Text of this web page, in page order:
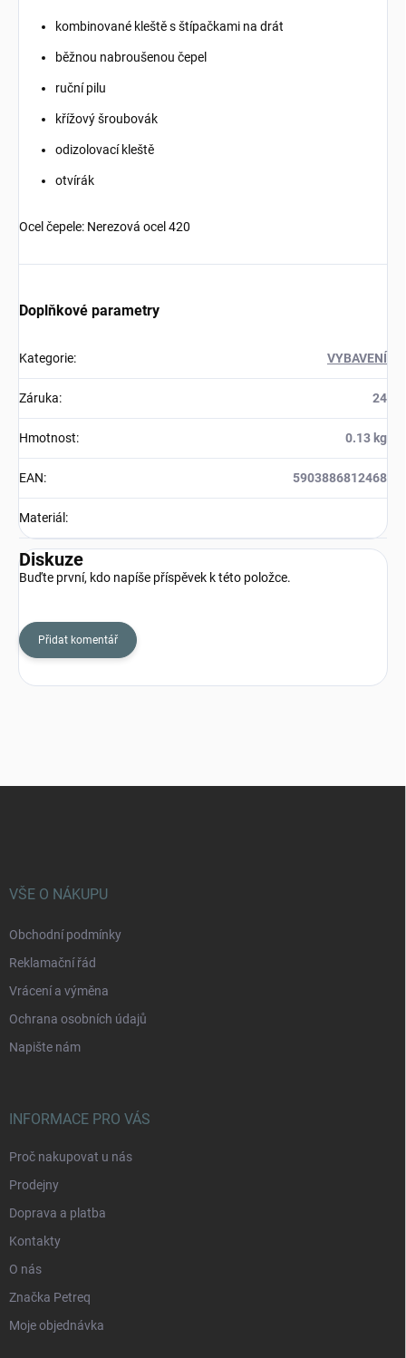
kombinované kleště s štípačkami na drát
běžnou nabroušenou čepel
ruční pilu
křížový šroubovák
odizolovací kleště
otvírák
Ocel čepele: Nerezová ocel 420
Doplňkové parametry
Kategorie: VYBAVENÍ
Záruka: 24
Hmotnost: 0.13 kg
EAN: 5903886812468
Materiál :
Diskuze
Buďte první, kdo napíše příspěvek k této položce.
Přidat komentář
VŠE O NÁKUPU
Obchodní podmínky
Reklamační řád
Vrácení a výměna
Ochrana osobních údajů
Napište nám
INFORMACE PRO VÁS
Proč nakupovat u nás
Prodejny
Doprava a platba
Kontakty
O nás
Značka Petreq
Moje objednávka